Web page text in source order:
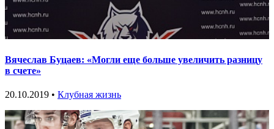
Вячеслав Буцаев: «Могли еще больше увеличить разницу
в счете»
20.10.2019 • Клубная жизнь